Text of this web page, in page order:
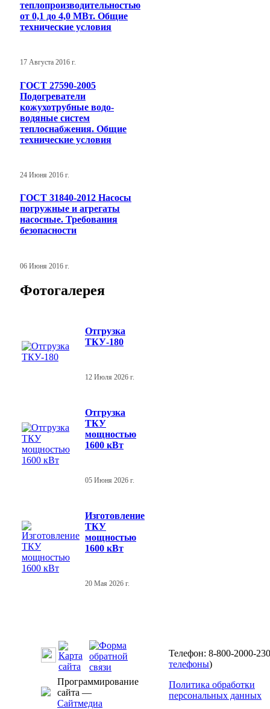
теплопроизводительностью
от 0,1 до 4,0 МВт. Общие
технические условия
17 Августа 2016 г.
ГОСТ 27590-2005
Подогреватели
кожухотрубные водо-
водяные систем
теплоснабжения. Общие
технические условия
24 Июня 2016 г.
ГОСТ 31840-2012 Насосы
погружные и агрегаты
насосные. Требования
безопасности
06 Июня 2016 г.
Фотогалерея
Отгрузка
ТКУ-180
12 Июля 2026 г.
Отгрузка
ТКУ
мощностью
1600 кВт
05 Июня 2026 г.
Изготовление
ТКУ
мощностью
1600 кВт
20 Мая 2026 г.
Программирование
сайта —
Сайтмедиа
Телефон: 8-800-2000-
телефоны)
Политика обработки
персональных данных